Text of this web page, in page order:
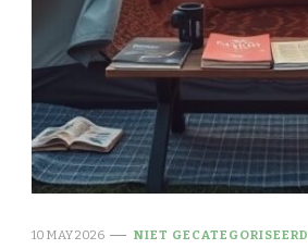
10 MAY 2026 NIET GECATEGORISEERD